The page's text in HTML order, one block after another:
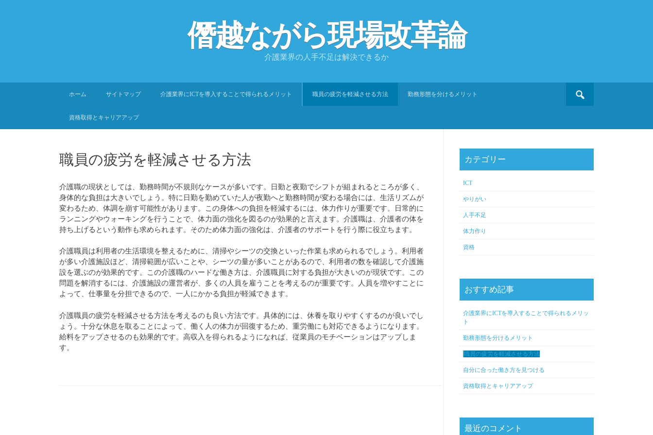
僭越ながら現場改革論
介護業界の人手不足は解決できるか
SKIP
ホーム サイトマップ 介護業界にICTを導入することで得られるメリット 職員の疲労を軽減させる方法 勤務形態を分けるメリット
資格取得とキャリアアップ
職員の疲労を軽減させる方法
介護職の現状としては、勤務時間が不規則なケースが多いです。日勤と夜勤でシフトが組まれるところが多く、
身体的な負担は大きいでしょう。特に日勤を勤めていた人が夜勤へと勤務時間が変わる場合には、生活リズムが
変わるため、体調を崩す可能性があります。この身体への負担を軽減するには、体力作りが重要です。日常的に
ランニングやウォーキングを行うことで、体力面の強化を図るのが効果的と言えます。介護職は、介護者の体を
持ち上げるという動作も求められます。そのため体力面の強化は、介護者のサポートを行う際に役立ちます。
介護職員は利用者の生活環境を整えるために、清掃やシーツの交換といった作業も求められるでしょう。利用者
が多い介護施設ほど、清掃範囲が広いことや、シーツの量が多いことがあるので、利用者の数を確認して介護施
設を選ぶのが効果的です。この介護職のハードな働き方は、介護職員に対する負担が大きいのが現状です。この
問題を解消するには、介護施設の運営者が、多くの人員を雇うことを考えるのが重要です。人員を増やすことに
よって、仕事量を分担できるので、一人にかかる負担が軽減できます。
介護職員の疲労を軽減させる方法を考えるのも良い方法です。具体的には、休養を取りやすくするのが良いでし
ょう。十分な休息を取ることによって、働く人の体力が回復するため、重労働にも対応できるようになります。
給料をアップさせるのも効果的です。高収入を得られるようになれば、従業員のモチベーションはアップしま
す。
カテゴリー
ICT
やりがい
人手不足
体力作り
資格
おすすめ記事
介護業界にICTを導入することで得られるメリッ
ト
勤務形態を分けるメリット
職員の疲労を軽減させる方法
自分に合った働き方を見つける
資格取得とキャリアアップ
最近のコメント